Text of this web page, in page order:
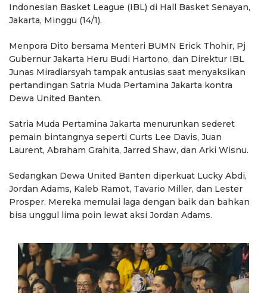
Indonesian Basket League (IBL) di Hall Basket Senayan,
Jakarta, Minggu (14/1).
Menpora Dito bersama Menteri BUMN Erick Thohir, Pj
Gubernur Jakarta Heru Budi Hartono, dan Direktur IBL
Junas Miradiarsyah tampak antusias saat menyaksikan
pertandingan Satria Muda Pertamina Jakarta kontra
Dewa United Banten.
Satria Muda Pertamina Jakarta menurunkan sederet
pemain bintangnya seperti Curts Lee Davis, Juan
Laurent, Abraham Grahita, Jarred Shaw, dan Arki Wisnu.
Sedangkan Dewa United Banten diperkuat Lucky Abdi,
Jordan Adams, Kaleb Ramot, Tavario Miller, dan Lester
Prosper. Mereka memulai laga dengan baik dan bahkan
bisa unggul lima poin lewat aksi Jordan Adams.